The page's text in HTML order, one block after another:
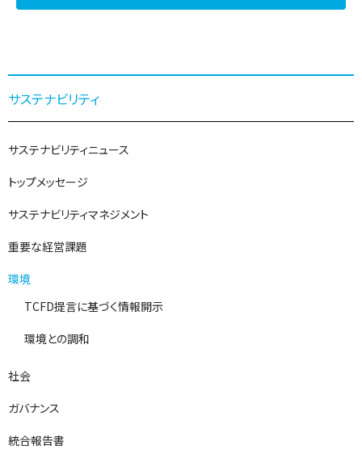
サステナビリティ
サステナビリティニュース
トップメッセージ
サステナビリティマネジメント
重要な経営課題
環境
TCFD提言に基づく情報開示
環境との調和
社会
ガバナンス
統合報告書